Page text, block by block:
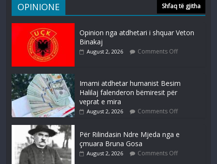
OPINIONE Shfaq të gjitha
Opinion nga atdhetari i shquar Veton
Binakaj
August 2, 2026 Comments Off
Imami atdhetar humanist Besim
Halilaj falenderon bëmiresit për
veprat e mira
August 2, 2026 Comments Off
Për Rilindasin Ndre Mjeda nga e
çmuara Bruna Gosa
August 2, 2026 Comments Off